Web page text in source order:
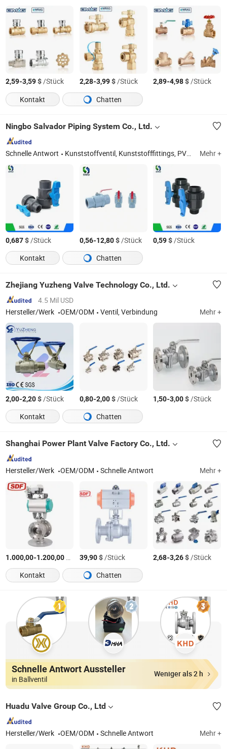
2,59-3,59$/Stück 2,28-3,99$/Stück 2,89-4,98$/Stück
Kontakt
Chatten
Ningbo Salvador Piping System Co., Ltd.
Schnelle Antwort Kunststoffventil, Kunststofffittings, PVC-Ventile und -Fittings, Kunststoffrohre, Bewässerungsprodukte, Wasserhähne, Ventile, Rohre und Fittings, PVC/CPVC/PPR/HDPE-Rohre, Pph/PVDF-Rohre, Fittings und Ventile Mehr +
0,687$/Stück 0,56-12,80$/Stück 0,59$/Stück
Kontakt
Chatten
Zhejiang Yuzheng Valve Technology Co., Ltd.
4.5 Mil USD
Hersteller/Werk
OEM/ODM Ventil, Verbindung Mehr +
2,00-2,20$/Stück 0,80-2,00$/Stück 1,50-3,00$/Stück
Kontakt
Chatten
Shanghai Power Plant Valve Factory Co., Ltd.
Hersteller/Werk OEM/ODM Schnelle Antwort Mehr +
1.000,00-1.200,00 /Stück
39,90$/Stück 2,68-3,26$/Stück
Kontakt
Chatten
Schnelle Antwort Aussteller
in Ballventil
Weniger als 2 h
Huadu Valve Group Co., Ltd
Hersteller/Werk OEM/ODM Schnelle Antwort Mehr +